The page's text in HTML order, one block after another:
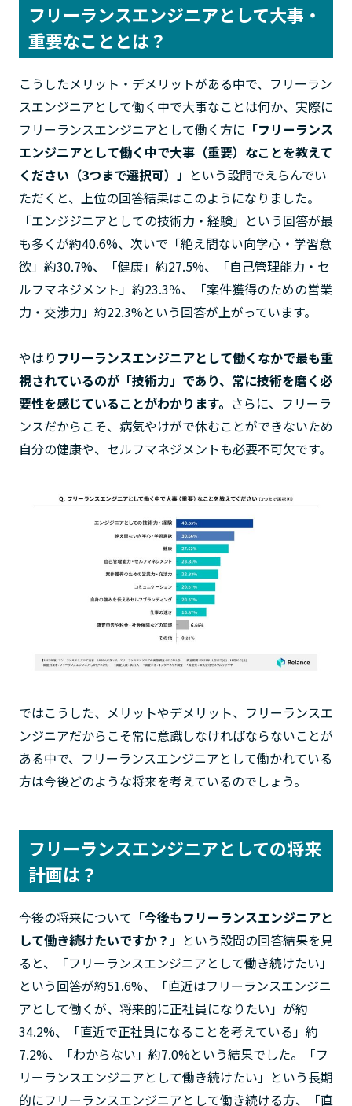
フリーランスエンジニアとして大事・
重要なこととは？
こうしたメリット・デメリットがある中で、フリーラン
スエンジニアとして働く中で大事なことは何か、実際に
フリーランスエンジニアとして働く方に 「フリーランス
エンジニアとして働く中で大事（重要）なことを教えて
ください（3つまで選択可）」 という設問でえらんでい
ただくと、上位の回答結果はこのようになりました。
「エンジジニアとしての技術力・経験」という回答が最
も多くが約40.6%、次いで「絶え間ない向学心・学習意
欲」約30.7%、「健康」約27.5%、「自己管理能力・セ
ルフマネジメント」約23.3％、「案件獲得のための営業
力・交渉力」約22.3%という回答が上がっています。
やはり フリーランスエンジニアとして働くなかで最も重
視されているのが「技術力」であり、常に技術を磨く必
要性を感じていることがわかります。 さらに、フリーラ
ンスだからこそ、病気やけがで休むことができないため
自分の健康や、セルフマネジメントも必要不可欠です。
ではこうした、メリットやデメリット、フリーランスエ
ンジニアだからこそ常に意識しなければならないことが
ある中で、フリーランスエンジニアとして働かれている
方は今後どのような将来を考えているのでしょう。
フリーランスエンジニアとしての将来
計画は？
今後の将来について 「今後もフリーランスエンジニアと
して働き続けたいですか？」 という設問の回答結果を見
ると、「フリーランスエンジニアとして働き続けたい」
という回答が約51.6%、「直近はフリーランスエンジニ
アとして働くが、将来的に正社員になりたい」が約
34.2%、「直近で正社員になることを考えている」約
7.2%、「わからない」約7.0%という結果でした。「フ
リーランスエンジニアとして働き続けたい」という長期
的にフリーランスエンジニアとして働き続ける方、「直